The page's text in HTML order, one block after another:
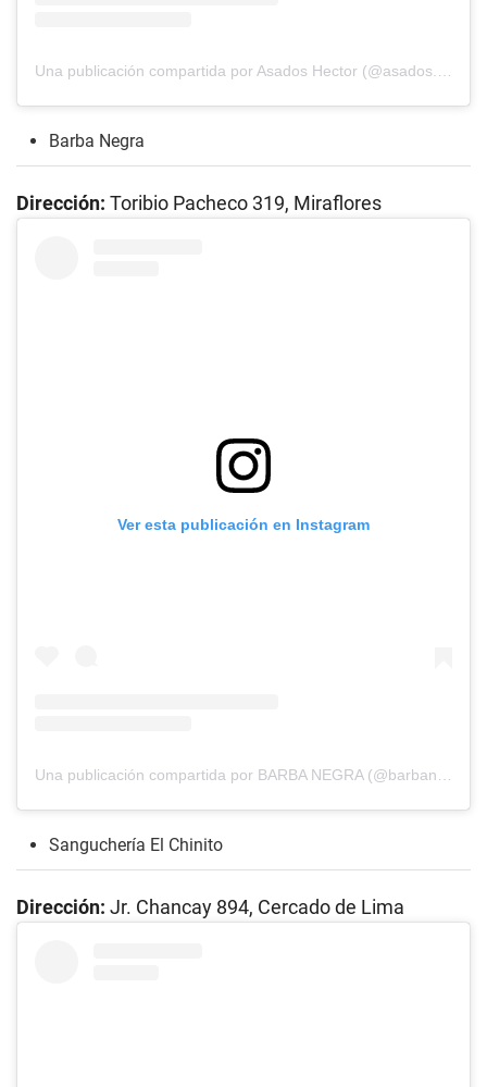
Barba Negra
Dirección: Toribio Pacheco 319, Miraflores
Ver esta publicación en Instagram
Sanguchería El Chinito
Dirección: Jr. Chancay 894, Cercado de Lima